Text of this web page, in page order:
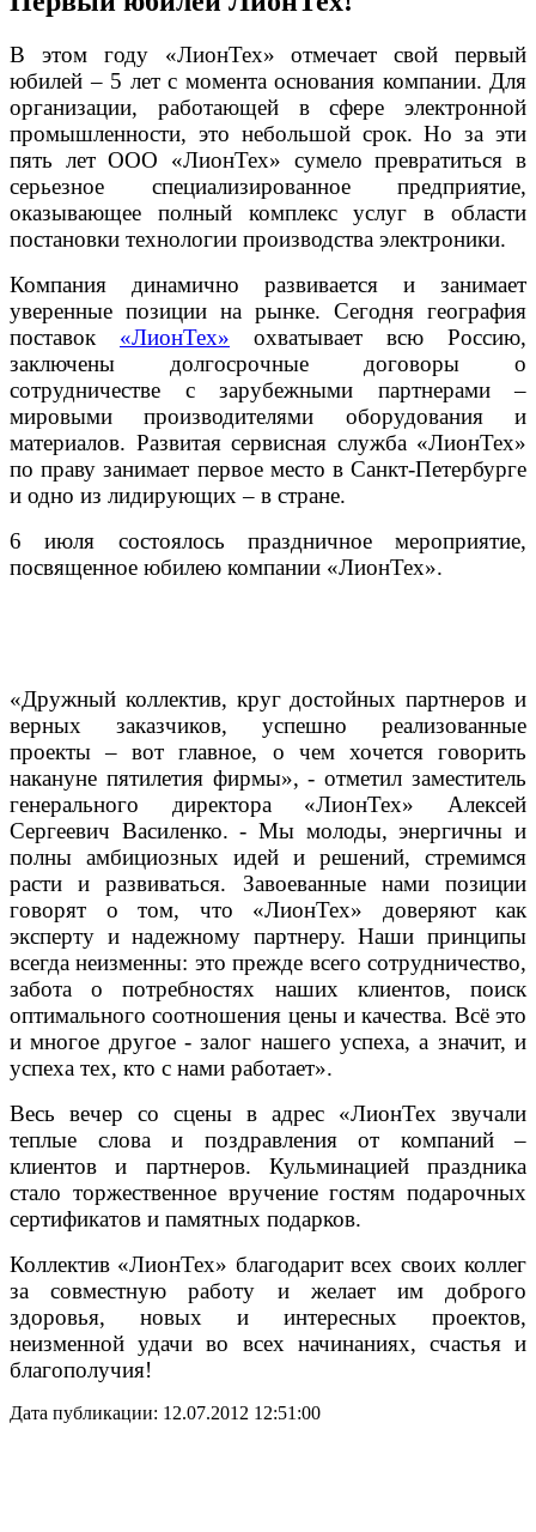
В этом году «ЛионТех» отмечает свой первый
юбилей – 5 лет с момента основания компании. Для
организации, работающей в сфере электронной
промышленности, это небольшой срок. Но за эти
пять лет ООО «ЛионТех» сумело превратиться в
серьезное специализированное предприятие,
оказывающее полный комплекс услуг в области
постановки технологии производства электроники.
Компания динамично развивается и занимает
уверенные позиции на рынке. Сегодня география
поставок «ЛионТех» охватывает всю Россию,
заключены долгосрочные договоры о
сотрудничестве с зарубежными партнерами –
мировыми производителями оборудования и
материалов. Развитая сервисная служба «ЛионТех»
по праву занимает первое место в Санкт-Петербурге
и одно из лидирующих – в стране.
6 июля состоялось праздничное мероприятие,
посвященное юбилею компании «ЛионТех».
«Дружный коллектив, круг достойных партнеров и
верных заказчиков, успешно реализованные
проекты – вот главное, о чем хочется говорить
накануне пятилетия фирмы», - отметил заместитель
генерального директора «ЛионТех» Алексей
Сергеевич Василенко. - Мы молоды, энергичны и
полны амбициозных идей и решений, стремимся
расти и развиваться. Завоеванные нами позиции
говорят о том, что «ЛионТех» доверяют как
эксперту и надежному партнеру. Наши принципы
всегда неизменны: это прежде всего сотрудничество,
забота о потребностях наших клиентов, поиск
оптимального соотношения цены и качества. Всё это
и многое другое - залог нашего успеха, а значит, и
успеха тех, кто с нами работает».
Весь вечер со сцены в адрес «ЛионТех звучали
теплые слова и поздравления от компаний –
клиентов и партнеров. Кульминацией праздника
стало торжественное вручение гостям подарочных
сертификатов и памятных подарков.
Коллектив «ЛионТех» благодарит всех своих коллег
за совместную работу и желает им доброго
здоровья, новых и интересных проектов,
неизменной удачи во всех начинаниях, счастья и
благополучия!
Дата публикации: 12.07.2012 12:51:00